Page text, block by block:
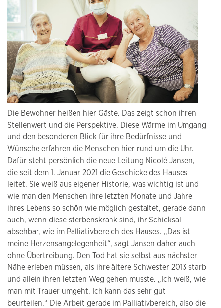
Die Bewohner heißen hier Gäste. Das zeigt schon ihren
Stellenwert und die Perspektive. Diese Wärme im Umgang
und den besonderen Blick für ihre Bedürfnisse und
Wünsche erfahren die Menschen hier rund um die Uhr.
Dafür steht persönlich die neue Leitung Nicolé Jansen,
die seit dem 1. Januar 2021 die Geschicke des Hauses
leitet. Sie weiß aus eigener Historie, was wichtig ist und
wie man den Menschen ihre letzten Monate und Jahre
ihres Lebens so schön wie möglich gestaltet, gerade dann
auch, wenn diese sterbenskrank sind, ihr Schicksal
absehbar, wie im Palliativbereich des Hauses. „Das ist
meine Herzensangelegenheit“, sagt Jansen daher auch
ohne Übertreibung. Den Tod hat sie selbst aus nächster
Nähe erleben müssen, als ihre ältere Schwester 2013 starb
und allein ihren letzten Weg gehen musste. „Ich weiß, wie
man mit Trauer umgeht. Ich kann das sehr gut
beurteilen.“ Die Arbeit gerade im Palliativbereich, also die